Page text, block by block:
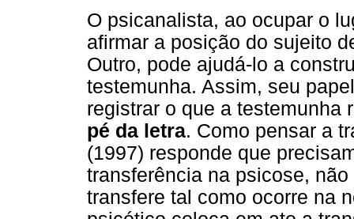
O psicanalista, ao ocupar o
afirmar a posição do sujeito
Outro, pode ajudá-lo a
testemunha. Assim, seu
registrar o que a
pé da letra. Como pensar a
(1997) responde que
transferência na psicose,
transfere tal como ocorre na